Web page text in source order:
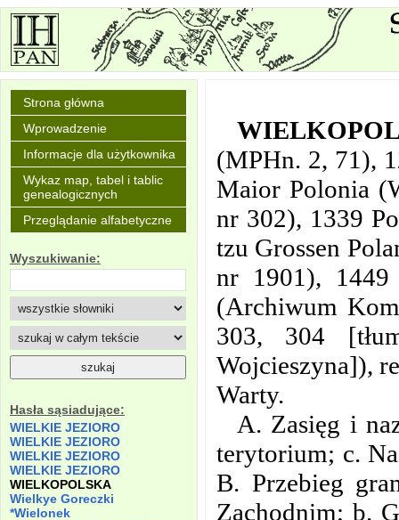
Strona główna
Wprowadzenie
Informacje dla użytkownika
Wykaz map, tabel i tablic
genealogicznych
Przeglądanie alfabetyczne
Wyszukiwanie:
Hasła sąsiadujące:
WIELKIE JEZIORO
WIELKIE JEZIORO
WIELKIE JEZIORO
WIELKIE JEZIORO
WIELKOPOLSKA
Wielkye Goreczki
*Wielonek
(MPHn. 2, 71),
Maior Polonia
nr 302), 1339
tzu Grossen
nr 1901), 1449
(Archiwum
303, 304
Wojcieszyna]),
Warty.
A. Zasięg i
terytorium; c.
B. Przebieg
Zachodnim; b.